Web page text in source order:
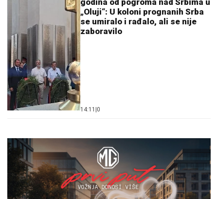
godina od pogroma nad Srbima u
„Oluji“: U koloni prognanih Srba
se umiralo i rađalo, ali se nije
zaboravilo
14:11 0